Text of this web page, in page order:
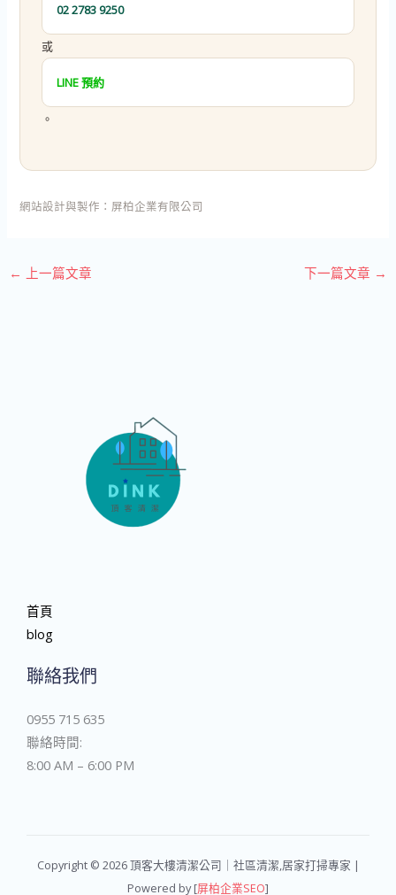
02 2783 9250
或
LINE 預約
。
網站設計與製作： 屏柏企業有限公司
← 上一篇文章 下一篇文章 →
首頁
blog
聯絡我們
0955 715 635
聯絡時間:
8:00 AM – 6:00 PM
Copyright © 2026 頂客大樓清潔公司｜社區清潔,居家打掃專家 |
Powered by [屏柏企業SEO]